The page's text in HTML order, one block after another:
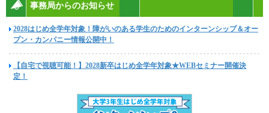
事務局からのお知らせ
2028はじめ全学年対象！障がいのある学生のためのインターンシップ＆オー
プン・カンパニー情報公開中！
【自宅で視聴可能！】2028新卒はじめ全学年対象★WEBセミナー開催決
定！